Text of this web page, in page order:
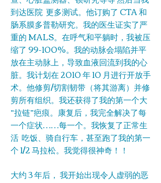
到达医院 更多测试。他订购了 CTA 和
肠系膜多普勒研究。我的医生证实了严
重的 MALS。在呼气和平躺时，我被压
缩了 99-100%。我的动脉会塌陷并平
放在主动脉上，导致血液回流到我的心
脏。我计划在 2010 年 10 月进行开放手
术。他修剪/切割韧带（将其游离）并修
剪所有组织。我还获得了我的第一个大
“拉链”疤痕。康复后，我完全解决了每
一个症状……每一个。我恢复了正常生
活 吃饭、骑自行车，甚至跑了我的第一
个 1/2 马拉松。我觉得很神奇！！
大约 3 年后， 我开始出现令人虚弱的恶